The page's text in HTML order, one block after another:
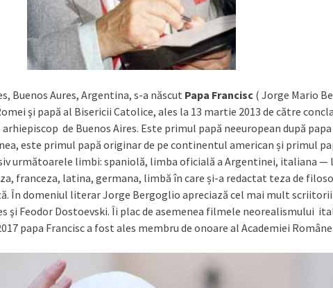
Buenos Aures, Argentina, s-a născut Papa Francisc ( Jorge Mario
şi papă al Bisericii Catolice, ales la 13 martie 2013 de către
de Buenos Aires. Este primul papă neeuropean după
este primul papă originar de pe continentul american și primul
următoarele limbi: spaniolă, limba oficială a Argentinei, italiana —
franceza, latina, germana, limbă în care și-a redactat teza de
În domeniul literar Jorge Bergoglio apreciază cel mai mult
şi Feodor Dostoevski. Îi plac de asemenea filmele neorealismului
papa Francisc a fost ales membru de onoare al Academiei Române.